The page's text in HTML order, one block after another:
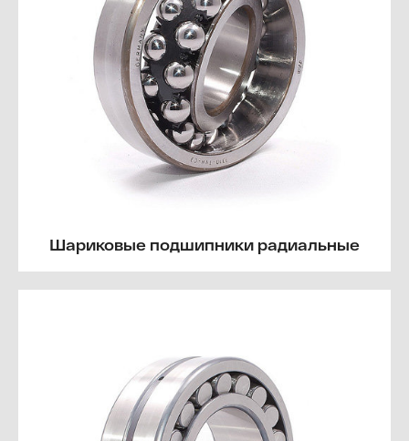
Шариковые подшипники радиальные